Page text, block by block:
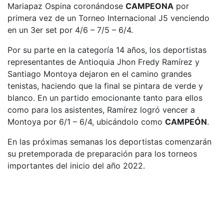
Mariapaz Ospina coronándose CAMPEONA por
primera vez de un Torneo Internacional J5 venciendo
en un 3er set por 4/6 – 7/5 – 6/4.
Por su parte en la categoría 14 años, los deportistas
representantes de Antioquia Jhon Fredy Ramírez y
Santiago Montoya dejaron en el camino grandes
tenistas, haciendo que la final se pintara de verde y
blanco. En un partido emocionante tanto para ellos
como para los asistentes, Ramírez logró vencer a
Montoya por 6/1 – 6/4, ubicándolo como CAMPEÓN.
En las próximas semanas los deportistas comenzarán
su pretemporada de preparación para los torneos
importantes del inicio del año 2022.